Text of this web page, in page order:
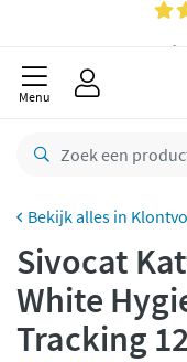
Menu
Sivocat
White
Tracking